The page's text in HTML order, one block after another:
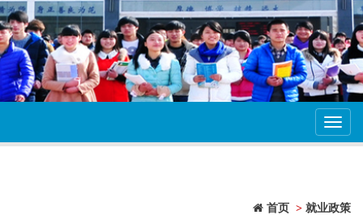
首页 > 就业政策